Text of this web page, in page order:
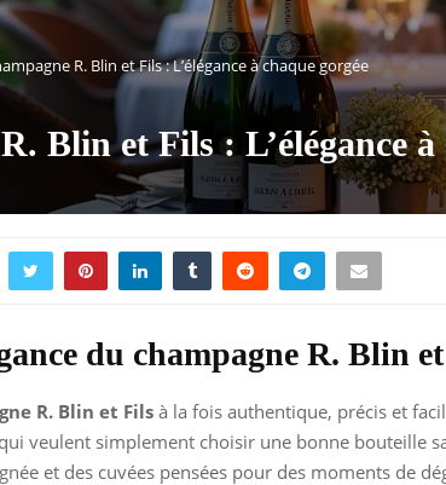
R. Blin et Fils : L’élégance à chaque gorgée
Blin et Fils : L’élégance à
du champagne R. Blin
R. Blin et Filsà la fois authentique, précis et
veulent simplement choisir une bonne bouteille
et des cuvées pensées pour des moments de